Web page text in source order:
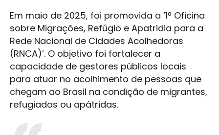
Em maio de 2025, foi promovida a ‘1ª Oficina
sobre Migrações, Refúgio e Apatridia para a
Rede Nacional de Cidades Acolhedoras
(RNCA)’. O objetivo foi fortalecer a
capacidade de gestores públicos locais
para atuar no acolhimento de pessoas que
chegam ao Brasil na condição de migrantes,
refugiados ou apátridas.